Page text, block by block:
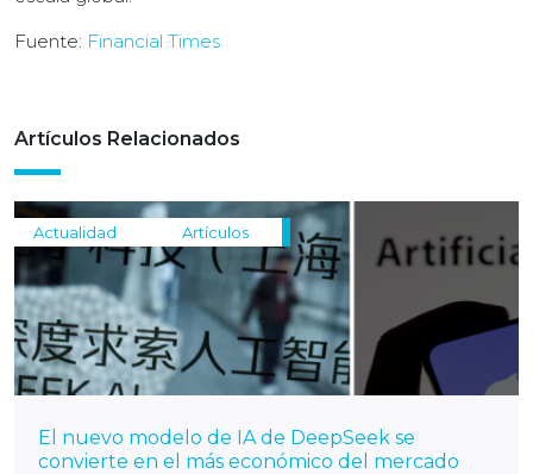
Fuente: Financial Times
Artículos Relacionados
Actualidad Artículos
El nuevo modelo de IA de DeepSeek se
convierte en el más económico del mercado